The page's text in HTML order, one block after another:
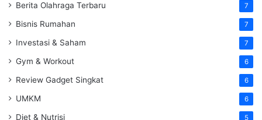
Berita Olahraga Terbaru 7
Bisnis Rumahan 7
Investasi & Saham 7
Gym & Workout 6
Review Gadget Singkat 6
UMKM 6
Diet & Nutrisi 5